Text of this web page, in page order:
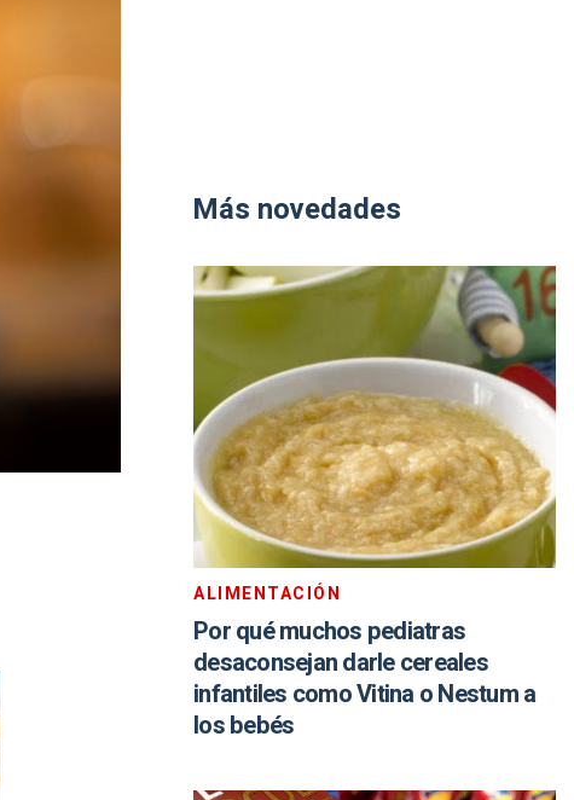
Más novedades
ALIMENTACIÓN
Por qué muchos pediatras
desaconsejan darle cereales
infantiles como Vitina o Nestum a
los bebés